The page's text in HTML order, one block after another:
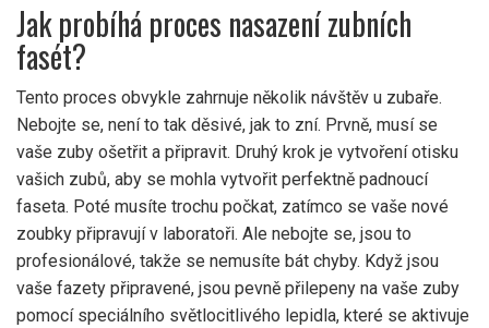
Jak probíhá proces nasazení zubních
fasét?
Tento proces obvykle zahrnuje několik návštěv u zubaře.
Nebojte se, není to tak děsivé, jak to zní. Prvně, musí se
vaše zuby ošetřit a připravit. Druhý krok je vytvoření otisku
vašich zubů, aby se mohla vytvořit perfektně padnoucí
faseta. Poté musíte trochu počkat, zatímco se vaše nové
zoubky připravují v laboratoři. Ale nebojte se, jsou to
profesionálové, takže se nemusíte bát chyby. Když jsou
vaše fazety připravené, jsou pevně přilepeny na vaše zuby
pomocí speciálního světlocitlivého lepidla, které se aktivuje